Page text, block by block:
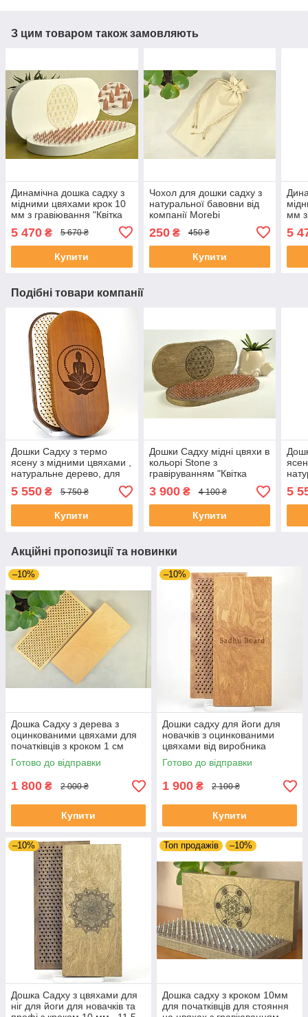
З цим товаром також замовляють
Динамічна дошка садху з
мідними цвяхами крок 10
мм з гравіювання "Квітка
Життя", Біла овальна для
новачків
5 470 ₴ 5 670 ₴
Купити
Чохол для дошки садху з
натуральної бавовни від
компанії Morebi
250₴ 450 ₴
Купити
мм з
йоги
5
Подібні товари компанії
Дошки Садху з термо
ясену з мідними цвяхами ,
натуральне дерево, для
новачків, для початківців з
кроком 10 мм Медитація
5 550 ₴ 5 750 ₴
Купити
Дошки Садху мідні цвяхи в
кольорі Stone з
гравіруванням "Квітка
життя" для новачків з
кроком 1 см.
3 900₴ 4 100 ₴
Купити
5
Акційні пропозиції та новинки
–10%
Дошка Садху з дерева з
оцинкованими цвяхами для
початківців з кроком 1 см
Готово до відправки
1 800 ₴ 2 000 ₴
Купити
–10%
Дошки садху для йоги для
новачків з оцинкованими
цвяхами від виробника
morebi
Готово до відправки
1 900 ₴ 2 100 ₴
Купити
–10%
Дошка Садху з цвяхами для
ніг для йоги для новачків та
Топ продажів –10%
Дошка садху з кроком 10мм
для початківців для стояння